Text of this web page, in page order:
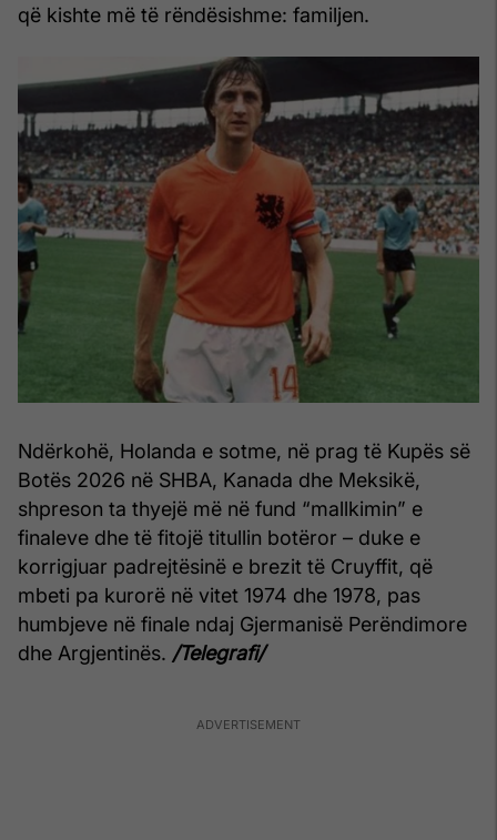
që kishte më të rëndësishme: familjen.
Ndërkohë, Holanda e sotme, në prag të Kupës së
Botës 2026 në SHBA, Kanada dhe Meksikë,
shpreson ta thyejë më në fund “mallkimin” e
finaleve dhe të fitojë titullin botëror – duke e
korrigjuar padrejtësinë e brezit të Cruyffit, që
mbeti pa kurorë në vitet 1974 dhe 1978, pas
humbjeve në finale ndaj Gjermanisë Perëndimore
dhe Argjentinës. /Telegrafi/